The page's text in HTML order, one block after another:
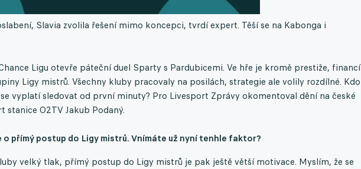
Slavia zvolila řešení mimo koncepci, tvrdí expert. Těší se na Kabonga i
Ligu otevře páteční duel Sparty s Pardubicemi. Ve hře je kromě prestiže, financí
Ligy mistrů. Všechny kluby pracovaly na posilách, strategie ale volily rozdílné. Kdo
vyplatí sledovat od první minuty? Pro Livesport Zprávy okomentoval dění na české
stanice O2TV Jakub Podaný.
přímý postup do Ligy mistrů. Vnímáte už nyní tenhle faktor?
velký tlak, přímý postup do Ligy mistrů je pak ještě větší motivace. Myslím, že se